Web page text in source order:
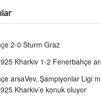
2-0 Sturm Graz
Kharkiv 1-2 Fenerbahçe
arsaVev, Şampiyonlar Ligi
Kharkiv’e konuk oluyor